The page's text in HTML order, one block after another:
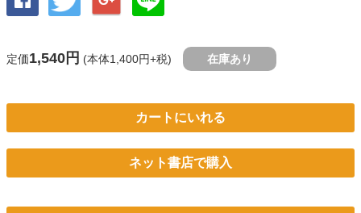
定価1,540円 (本体1,400円+税) 在庫あり
カートにいれる
ネット書店で購入